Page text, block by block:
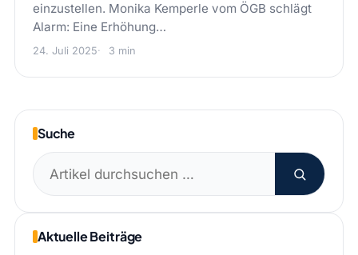
einzustellen. Monika Kemperle vom ÖGB schlägt
Alarm: Eine Erhöhung…
24. Juli 2025 3 min
Suche
Suchen
nach:
Aktuelle Beiträge